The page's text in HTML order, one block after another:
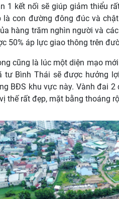
1 kết nối sẽ giúp giảm thiểu
là con đường đông đúc và
hàng trăm nghìn người và
50% áp lực giao thông trên
cũng là lúc một diện mạo
tư Bình Thái sẽ được hưởng
BĐS khu vực này. Vành đai
thế rất đẹp, mặt bằng thoáng